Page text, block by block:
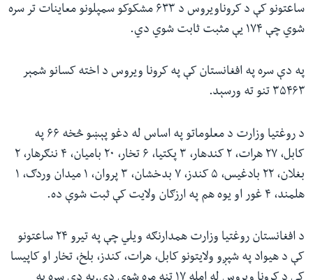
ساعتونو کې د کروناویروس د ۶۳۳ مشکوکو سمپلونو معاینات تر سره
شوي چې ۱۷۴ یې مثبت ثابت شوي دي.
په دې سره په افغانستان کې په کرونا ویروس د اخته کسانو شمېر
۳۵۴۶۳ تنو ته ورسېد.
د روغتیا وزارت د معلوماتو په اساس له دغو پېښو څخه ۶۶ په
کابل، ۲۷ هرات، ۲ کندهار، ۳ پکتیا، ۶ تخار، ۲۰ بامیان، ۴ ننګرهار، ۲
بغلان، ۲۲ بادغیس، ۵ کندز، ۷ بدخشان، ۳ پروان، ۱ میدان وردګ، ۱
هلمند، ۴ غور او یوه هم په ارزګان ولایت کې ثبت شوې ده.
د افغانستان روغتیا وزارت همدارنګه ویلي چې په تیرو ۲۴ ساعتونو
کې د هیواد په شپږو ولایتونو کابل، هرات، کندز، بلخ، تخار او کاپیسا